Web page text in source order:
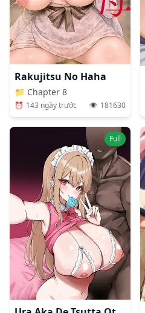
Rakujitsu No Haha
📁 Chapter 8
⏰ 143 ngày trước 👁️ 181630
Full